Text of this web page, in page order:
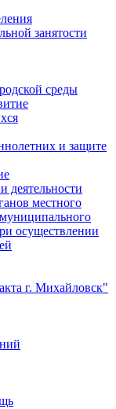
занятости
среды
и защите
деятельности
местного
осуществлении
г. Михайловск"